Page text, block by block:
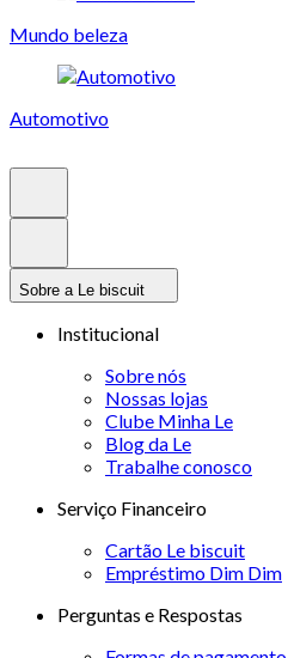
Mundo beleza
Automotivo
Sobre a Le biscuit
Institucional
Sobre nós
Nossas lojas
Clube Minha Le
Blog da Le
Trabalhe conosco
Serviço Financeiro
Cartão Le biscuit
Empréstimo Dim Dim
Perguntas e Respostas